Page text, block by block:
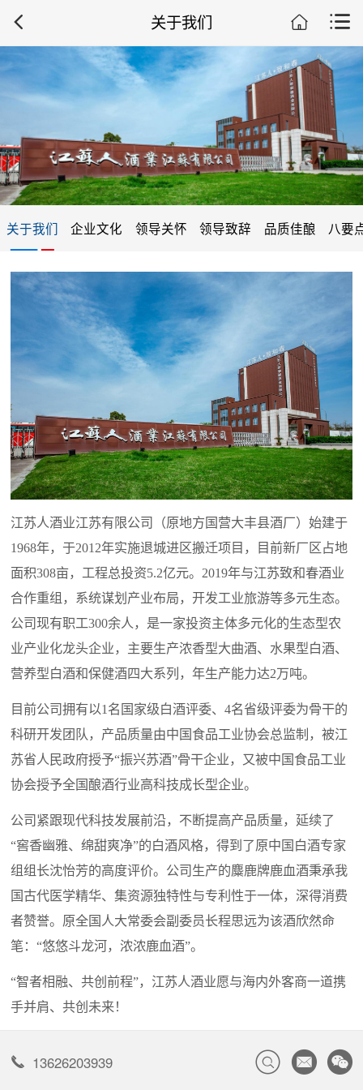
关于我们
关于我们 企业文化 领导关怀 领导致辞 品质佳酿 八要
江苏人酒业江苏有限公司（原地方国营大丰县酒厂）始建于
1968年，于2012年实施退城进区搬迁项目，目前新厂区占地
面积308亩，工程总投资5.2亿元。2019年与江苏致和春酒业
合作重组，系统谋划产业布局，开发工业旅游等多元生态。
公司现有职工300余人，是一家投资主体多元化的生态型农
业产业化龙头企业，主要生产浓香型大曲酒、水果型白酒、
营养型白酒和保健酒四大系列，年生产能力达2万吨。
目前公司拥有以1名国家级白酒评委、4名省级评委为骨干的
科研开发团队，产品质量由中国食品工业协会总监制，被江
苏省人民政府授予“振兴苏酒”骨干企业，又被中国食品工业
协会授予全国酿酒行业高科技成长型企业。
公司紧跟现代科技发展前沿，不断提高产品质量，延续了
“窖香幽雅、绵甜爽净”的白酒风格，得到了原中国白酒专家
组组长沈怡芳的高度评价。公司生产的麋鹿牌鹿血酒秉承我
国古代医学精华、集资源独特性与专利性于一体，深得消费
者赞誉。原全国人大常委会副委员长程思远为该酒欣然命
笔：“悠悠斗龙河，浓浓鹿血酒”。
“智者相融、共创前程”，江苏人酒业愿与海内外客商一道携
手并肩、共创未来！
13626203939